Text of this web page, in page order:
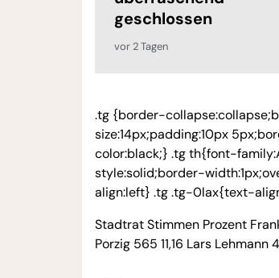
geschlossen
vor 2 Tagen
.tg {border-
size:14px;padding:10px
color:black;} .tg th{font-
style:solid;border-
align:left} .tg .tg-0lax{text-
Stadtrat Stimmen Prozent
Porzig 565 11,16 Lars Lehmann